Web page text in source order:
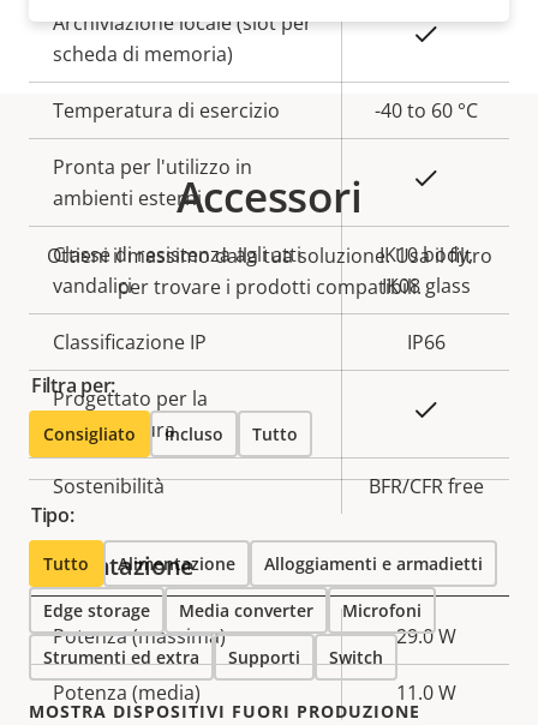
Archiviazione locale (slot per
scheda di memoria)
Temperatura di esercizio -40 to 60 °C
Pronta per l'utilizzo in
ambienti esterni
Classe di resistenza agli atti
vandalici
IK10 body,
IK08 glass
Classificazione IP IP66
Progettato per la
riverniciatura
Sostenibilità BFR/CFR free
Alimentazione
Descrizione
della
proprietà
Valore
della
Potenza (massima) 29.0 W
Potenza (media) 11.0 W
Accessori
Ottieni il massimo dalla tua soluzione. Usa il filtro
per trovare i prodotti compatibili.
Filtra per:
Consigliato Incluso Tutto
Tipo:
Tutto Alimentazione Alloggiamenti e armadietti
Edge storage Media converter Microfoni
Strumenti ed extra Supporti Switch
MOSTRA DISPOSITIVI FUORI PRODUZIONE